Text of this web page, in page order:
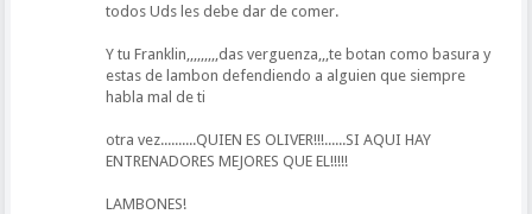
todos Uds les debe dar de comer.
Y tu Franklin,,,,,,,,,das verguenza,,,te botan como basura y
estas de lambon defendiendo a alguien que siempre
habla mal de ti
otra vez..........QUIEN ES OLIVER!!!......SI AQUI HAY
ENTRENADORES MEJORES QUE EL!!!!!
LAMBONES!